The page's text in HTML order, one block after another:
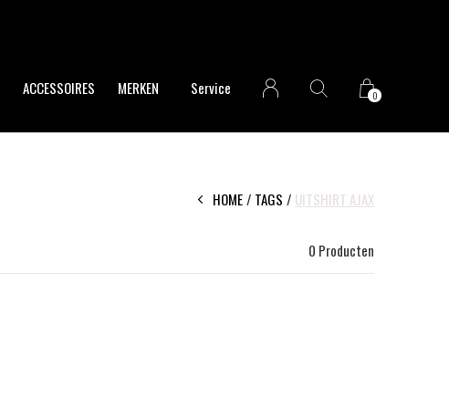
ACCESSOIRES MERKEN Service 0
HOME TAGS UITSHIRT AJAX
0 Producten